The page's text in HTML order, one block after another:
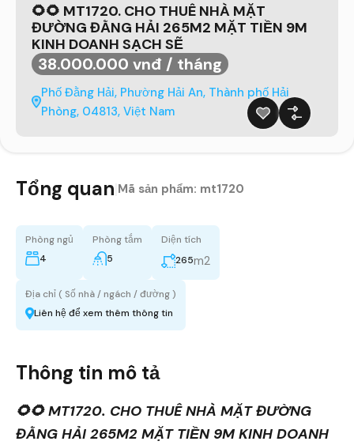
🌻🌻 MT1720. CHO THUÊ NHÀ MẶT
ĐƯỜNG ĐẰNG HẢI 265M2 MẶT TIỀN 9M
KINH DOANH SẠCH SẼ
38.000.000 vnđ / tháng
Phố Đằng Hải, Phường Hải An, Thành phố Hải
Phòng, 04813, Việt Nam
Tổng quan Mã sản phẩm: mt1720
Phòng ngủ
4
Phòng tắm
5
Diện tích
265m2
Địa chỉ ( Số nhà / ngách / đường )
Liên hệ để xem thêm thông tin
Thông tin mô tả
🌻🌻 MT1720. CHO THUÊ NHÀ MẶT ĐƯỜNG
ĐẰNG HẢI 265M2 MẶT TIỀN 9M KINH DOANH